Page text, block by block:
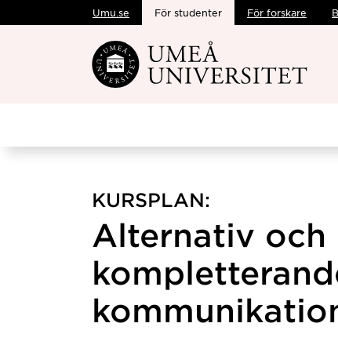
Hoppa direkt till innehållet
Umu.se För studenter För forskare
KURSPLAN:
Alternativ och